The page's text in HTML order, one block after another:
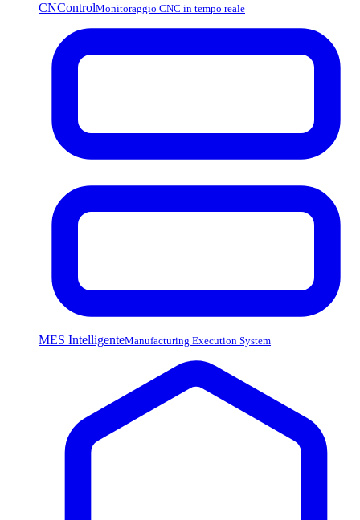
CNControlMonitoraggio CNC in tempo reale
MES IntelligenteManufacturing Execution System